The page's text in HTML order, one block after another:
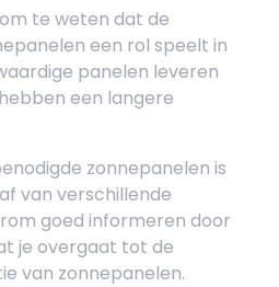
te weten dat de
een rol speelt in
panelen leveren
een langere
zonnepanelen is
van verschillende
goed informeren door
je overgaat tot de
van zonnepanelen.